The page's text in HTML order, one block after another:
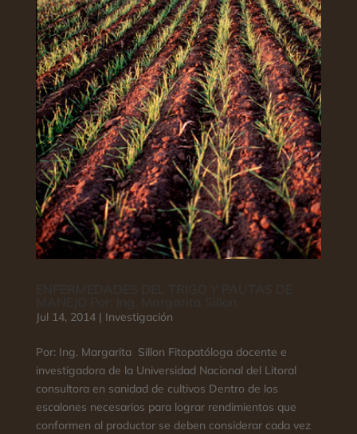
Jul 14, 2014| Investigación
Por: Ing. Margarita Sillon Fitopatóloga docente e
investigadora de la Universidad Nacional del Litoral
consultora en sanidad de cultivos Dentro de los
escalones necesarios para lograr rendimientos que
conformen al productor se deben considerar cada vez